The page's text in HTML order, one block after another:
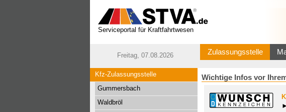
Serviceportal für Kraftfahrtwesen
Freitag, 07.08.2026 Zulassungsstelle
Kfz-Zulassungsstelle
Gummersbach
Waldbröl
Wichtige Infos vor